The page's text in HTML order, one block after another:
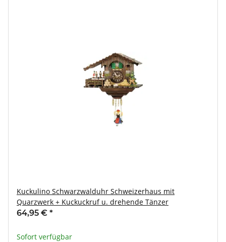
Kuckulino Schwarzwalduhr Schweizerhaus mit
Quarzwerk + Kuckuckruf u. drehende Tänzer
64,95 € *
Sofort verfügbar